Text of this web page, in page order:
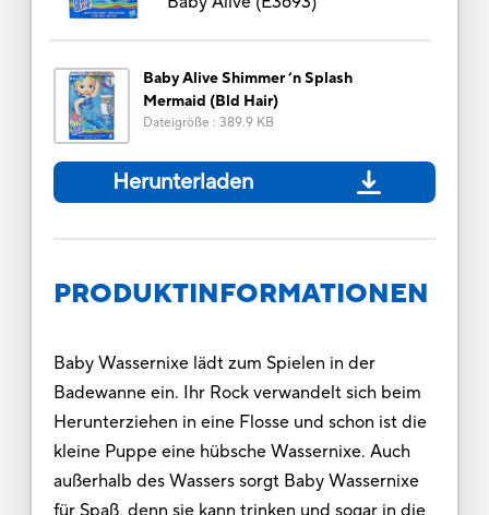
Baby Alive Shimmer ‘n Splash
Mermaid (Bld Hair)
Dateigröße : 389.9 KB
Herunterladen
PRODUKTINFORMATIONEN
Baby Wassernixe lädt zum Spielen in der
Badewanne ein. Ihr Rock verwandelt sich beim
Herunterziehen in eine Flosse und schon ist die
kleine Puppe eine hübsche Wassernixe. Auch
außerhalb des Wassers sorgt Baby Wassernixe
für Spaß, denn sie kann trinken und sogar in die